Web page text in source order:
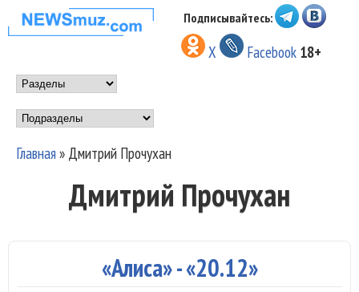
Перейти к основному
содержанию
НОВОСТИ
МУЗЫКИ И
ШОУ БИЗНЕСА
NEWSMUZ.COM
Подписывайтесь:
X Facebook 18+
Main menu
Подразделы
Вы здесь
Главная» Дмитрий Прочухан
Дмитрий Прочухан
«Алиса» - «20.12»